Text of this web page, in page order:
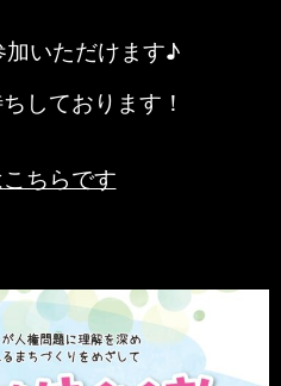
加いただけます♪
しております！
ちらです